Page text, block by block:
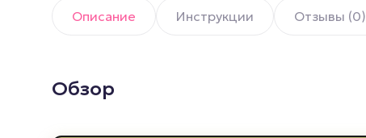
Описание Инструкции Отзывы (0)
Обзор